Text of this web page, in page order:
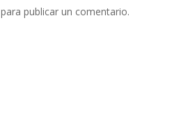
para publicar un comentario.